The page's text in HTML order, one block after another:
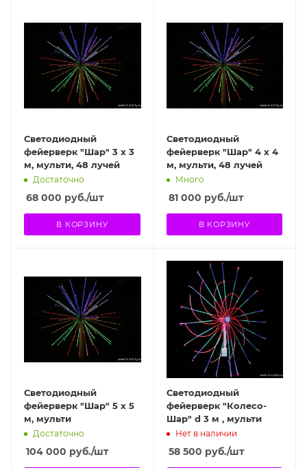
Светодиодный
фейерверк "Шар" 3 х 3
м, мульти, 48 лучей
Достаточно
68 000 руб./шт
В КОРЗИНУ
Светодиодный
фейерверк "Шар" 4 х 4
м, мульти, 48 лучей
Много
81 000 руб./шт
В КОРЗИНУ
Светодиодный
фейерверк "Шар" 5 х 5
м, мульти
Достаточно
104 000 руб./шт
Светодиодный
фейерверк "Колесо-
Шар" d 3 м , мульти
Нет в наличии
58 500 руб./шт